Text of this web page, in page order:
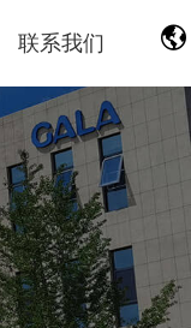
联系我们